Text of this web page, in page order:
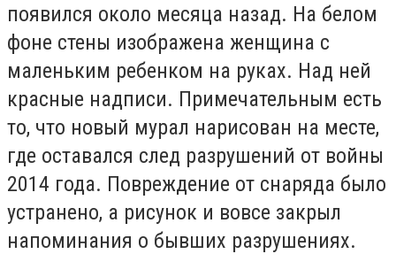
появился около месяца назад. На белом
фоне стены изображена женщина с
маленьким ребенком на руках. Над ней
красные надписи. Примечательным есть
то, что новый мурал нарисован на месте,
где оставался след разрушений от войны
2014 года. Повреждение от снаряда было
устранено, а рисунок и вовсе закрыл
напоминания о бывших разрушениях.